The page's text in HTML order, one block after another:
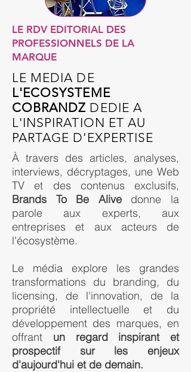
LE RDV EDITORIAL DES
PROFESSIONNELS DE LA
MARQUE
LE MEDIA DE
L'ECOSYSTEME
COBRANDZ DEDIE A
L'INSPIRATION ET AU
PARTAGE D'EXPERTISE
À travers des articles, analyses,
interviews, décryptages, une Web
TV et des contenus exclusifs,
Brands To Be Alivedonne la
parole aux experts, aux
entreprises et aux acteurs de
l'écosystème.
Le média explore les grandes
transformations du branding, du
licensing, de l'innovation, de la
propriété intellectuelle et du
développement des marques, en
offrant un regard inspirant et
prospectif sur les enjeux
d'aujourd'hui et de demain.